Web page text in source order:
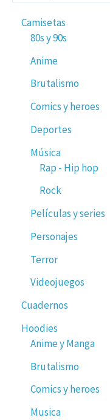
Camisetas
80s y 90s
Anime
Brutalismo
Comics y heroes
Deportes
Música
Rap - Hip hop
Rock
Películas y series
Personajes
Terror
Videojuegos
Cuadernos
Hoodies
Anime y Manga
Brutalismo
Comics y heroes
Musica